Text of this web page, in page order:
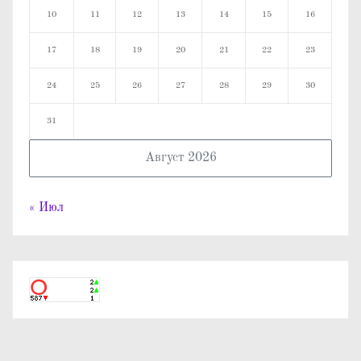
Август 2026
10 11 12 13 14 15 16
17 18 19 20 21 22 23
24 25 26 27 28 29 30
31
« Июл